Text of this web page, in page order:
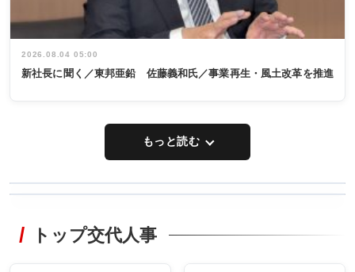
2026.08.04 05:00
新社長に聞く／東邦亜鉛 佐藤義和氏／事業再生・風土改革を推進
もっと読む
非鉄業界で
タックトレー
トップ交代人事